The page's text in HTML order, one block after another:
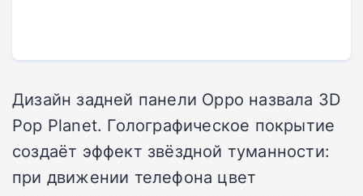
Дизайн задней панели Oppo назвала 3D
Pop Planet. Голографическое покрытие
создаёт эффект звёздной туманности:
при движении телефона цвет